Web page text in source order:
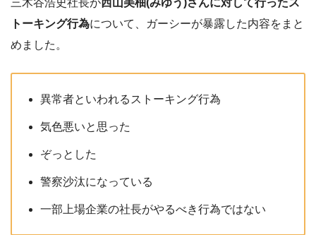
トーキング行為について、ガーシーが暴露した内容をまと
めました。
異常者といわれるストーキング行為
気色悪いと思った
ぞっとした
警察沙汰になっている
一部上場企業の社長がやるべき行為ではない